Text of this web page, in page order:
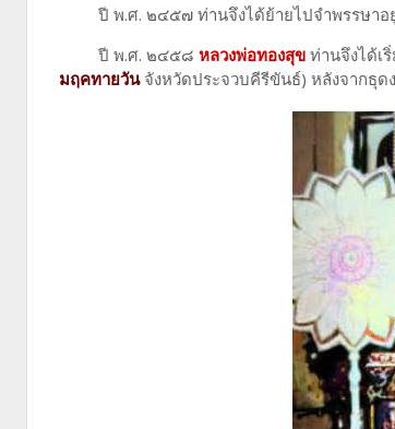
ปี พ.ศ. ๒๔๕๗ ท่านจึงได้ย้ายไปจำพรรษาอ
ปี พ.ศ. ๒๔๕๘ หลวงพ่อทองสุข ท่านจึงได้เ
มฤคทายวันจังหวัดประจวบคีรีขันธ์) หลังจากธุด